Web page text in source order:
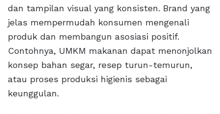
dan tampilan visual yang konsisten. Brand yang
jelas mempermudah konsumen mengenali
produk dan membangun asosiasi positif.
Contohnya, UMKM makanan dapat menonjolkan
konsep bahan segar, resep turun-temurun,
atau proses produksi higienis sebagai
keunggulan.